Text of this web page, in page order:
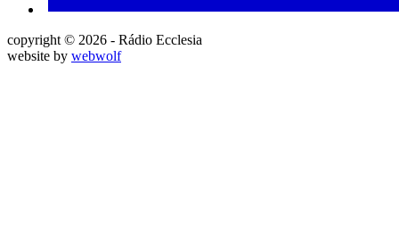
copyright © 2026 - Rádio Ecclesia
website by webwolf